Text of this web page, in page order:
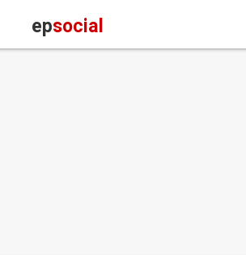
epsocial